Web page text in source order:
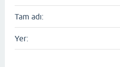
Tam adı:
Yer: